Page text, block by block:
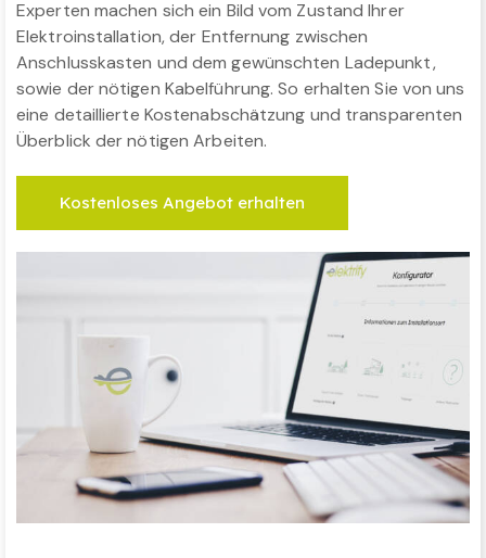
Experten machen sich ein Bild vom Zustand Ihrer
Elektroinstallation, der Entfernung zwischen
Anschlusskasten und dem gewünschten Ladepunkt,
sowie der nötigen Kabelführung. So erhalten Sie von uns
eine detaillierte Kostenabschätzung und transparenten
Überblick der nötigen Arbeiten.
Kostenloses Angebot erhalten